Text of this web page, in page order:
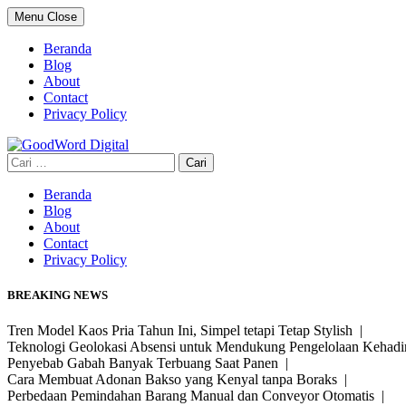
Skip
to
content
Menu Close
Beranda
Blog
About
Contact
Privacy Policy
Cari
untuk:
Beranda
Blog
About
Contact
Privacy Policy
BREAKING NEWS
Tren Model Kaos Pria Tahun Ini, Simpel tetapi Tetap Stylish |
Teknologi Geolokasi Absensi untuk Mendukung Pengelolaan
Penyebab Gabah Banyak Terbuang Saat Panen |
Cara Membuat Adonan Bakso yang Kenyal tanpa Boraks |
Perbedaan Pemindahan Barang Manual dan Conveyor Otomatis |